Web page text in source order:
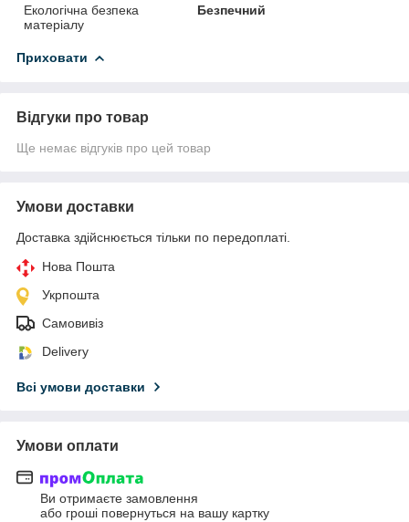
Екологічна безпека
матеріалу
Безпечний
Приховати
Відгуки про товар
Ще немає відгуків про цей товар
Умови доставки
Доставка здійснюється тільки по передоплаті.
Нова Пошта
Укрпошта
Самовивіз
Delivery
Всі умови доставки
Умови оплати
Ви отримаєте замовлення
або гроші повернуться на вашу картку